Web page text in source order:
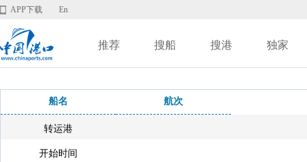
APP下载 En
推荐 搜船 搜港 独家
船名 航次
转运港
开始时间